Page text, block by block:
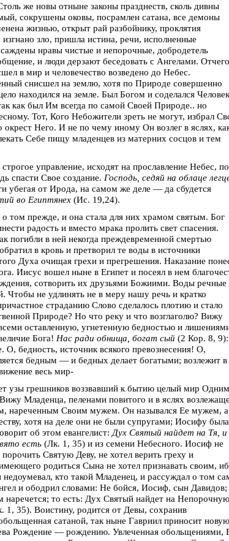
же новы отныне законы празднеств, сколь дивны
сокрушены оковы, посрамлен сатана, все демоны
жизнью, открыт рай разбойнику, проклятия
зло, пришла истина, речи, исполненные
нравы чистые и непорочные, добродетель
и люди дерзают беседовать с Ангелами.
в мир и человечество возведено до Небес.
снисшел на землю, хотя по Природе совершенно
находился на земле. Был Богом и соделался
как был Им всегда по самой Своей Природе.. но
Тот, Кого Небожители зреть не могут, избрал
Него. И не по чему иному Он возлег в яслях,
Себе пищу младенцев из матерних сосцов и тем
управление, исходят на прославление Небес, по
спасти Свое создание. Господь, седяй на облаце
убегая от Ирода, на самом же деле — да сбудется
во Египтянех (Ис. 19,24).
том прежде, и она стала для них храмом святым. Бог
радость и вместо мрака пролить свет спасения.
погибли в ней некогда преждевременной смертью
в кровь и претворил те воды в источники
Духа очищая грехи и прегрешения. Наказание
Иисус вошел ныне в Египет и посеял в нем
сотворить их друзьями Божиими. Воды речные
Чтобы не удлинять не в меру нашу речь и кратко
страданию Слово сделалось плотию и стало
Природе? Но что реку и что возглаголю? Вижу
оставленную, угнетенную бедностью и
Бога! Нас ради обнища, богат сый (2 Кор. 8, 9):
бедность, источник всякого превознесения! О,
бедным — и бедных делает богатыми; возлежит в
весь мир-
узы грешников воззвавший к бытию целый мир Одним
Младенца, пеленами повитого и в яслях
нареченным Своим мужем. Он назывался Ее мужем, а
хотя на деле они не были супругами; Иосифу была
об этом евангелист: Дух Святый найдет на Тя, и
есть (Лк. 1, 35) и из семени Небесного. Иосиф не
Святую Деву, не хотел верить греху и
родиться Сына не хотел признавать своим,
кто такой Младенец, и рассуждал о том
и ободрил словами: Не бойся, Иосиф, сын Давидов;
то есть: Дух Святый найдет на Непорочную
35). Воистину, родится от Девы, сохранив
сатаной, так ныне Гавриил приносит новую
Рождение — рождению. Увлеченная обольщениями,